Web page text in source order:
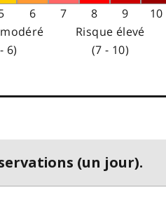
6 7 8 9
10
6)
Risque élevé
(7 - 10)
(un jour).